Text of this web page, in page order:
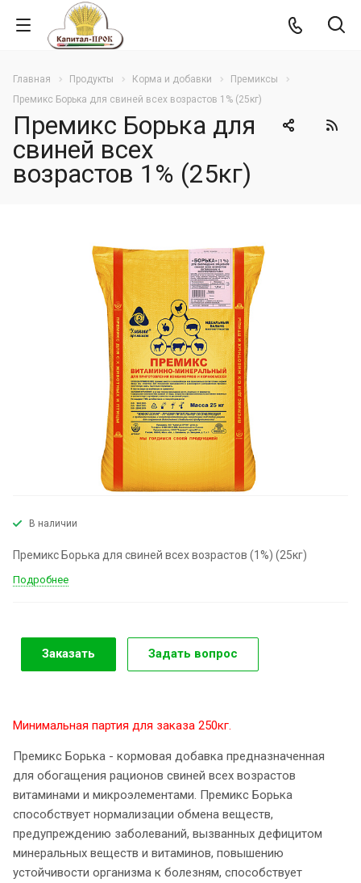
Главная Продукты Корма и добавки
Премиксы
Премикс Борька для свиней всех возрастов 1% (25кг)
Премикс Борька для
свиней всех
возрастов 1% (25кг)
В наличии
Премикс Борька для свиней всех возрастов (1%) (25кг)
Подробнее
Заказать Задать вопрос
Минимальная партия для заказа 250кг.
Премикс Борька - кормовая добавка предназначенная
для обогащения рационов свиней всех возрастов
витаминами и микроэлементами. Премикс Борька
способствует нормализации обмена веществ,
предупреждению заболеваний, вызванных дефицитом
минеральных веществ и витаминов, повышению
устойчивости организма к болезням, способствует